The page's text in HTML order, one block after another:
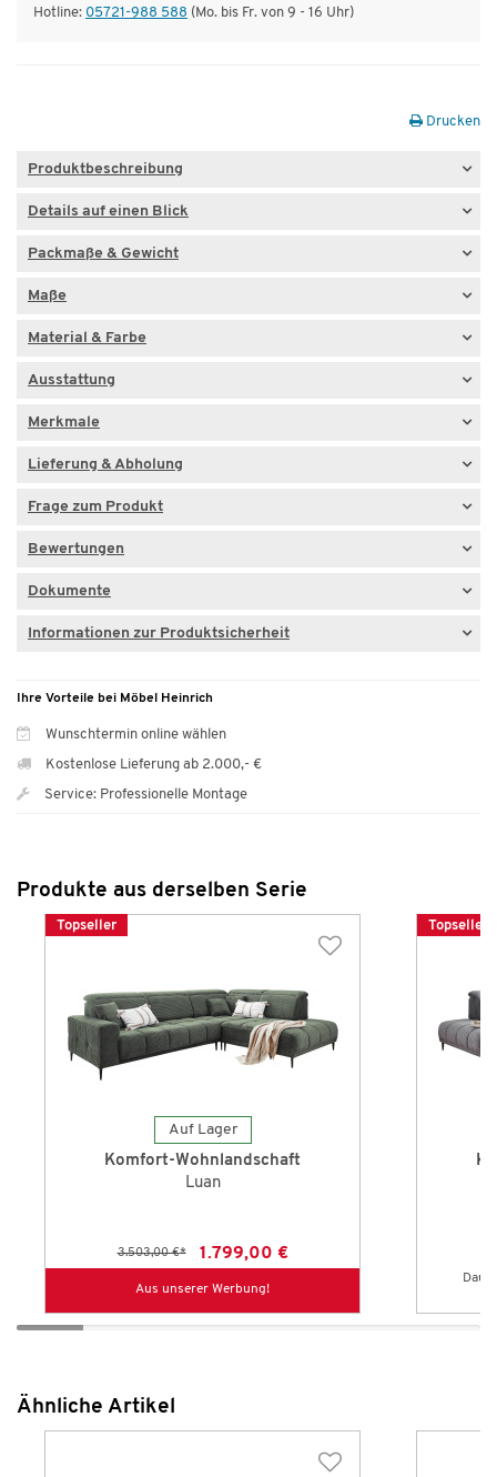
Hotline: 05721-988 588 (Mo. bis Fr. von 9 - 16 Uhr)
Drucken
Produktbeschreibung
Details auf einen Blick
Packmaße & Gewicht
Maße
Material & Farbe
Ausstattung
Merkmale
Lieferung & Abholung
Frage zum Produkt
Bewertungen
Dokumente
Informationen zur Produktsicherheit
Ihre Vorteile bei Möbel Heinrich
Wunschtermin online wählen
Kostenlose Lieferung ab 2.000,- €
Service: Professionelle Montage
Produkte aus derselben Serie
Topseller
Auf Lager
Komfort-Wohnlandschaft
Luan
3.503,00 €* 1.799,00 €
Aus unserer Werbung!
Topseller
Ähnliche Artikel